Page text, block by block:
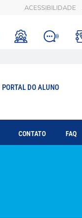
ACESSIBILIDADE
PORTAL DO ALUNO
CONTATO FAQ